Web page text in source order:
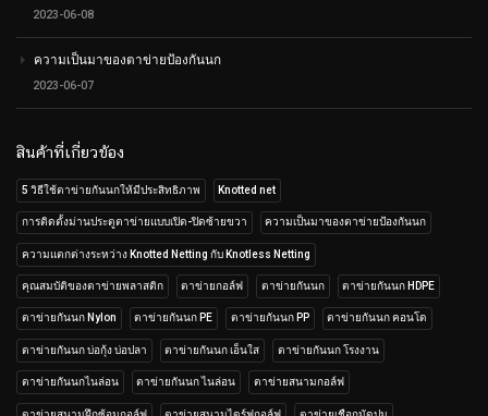
2023-06-08
ความเป็นมาของตาข่ายป้องกันนก
2023-06-07
สินค้าที่เกี่ยวข้อง
5 วิธีใช้ตาข่ายกันนกให้มีประสิทธิภาพ Knotted net
การติดตั้งม่านประตูตาข่ายแบบเปิด-ปิดซ้ายขวา ความเป็นมาของตาข่ายป้องกันนก
ความแตกต่างระหว่าง Knotted Netting กับ Knotless Netting
คุณสมบัติของตาข่ายพลาสติก ตาข่ายกอล์ฟ ตาข่ายกันนก ตาข่ายกันนก HDPE
ตาข่ายกันนก Nylon ตาข่ายกันนก PE ตาข่ายกันนก PP ตาข่ายกันนก คอนโด
ตาข่ายกันนก บ่อกุ้ง บ่อปลา ตาข่ายกันนก เอ็นใส ตาข่ายกันนก โรงงาน
ตาข่ายกันนกไนล่อน ตาข่ายกันนก ไนล่อน ตาข่ายสนามกอล์ฟ